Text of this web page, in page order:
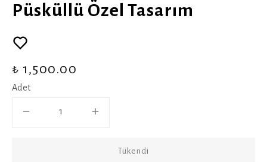
Püsküllü Özel Tasarım
₺ 1,500.00
Adet
Tükendi